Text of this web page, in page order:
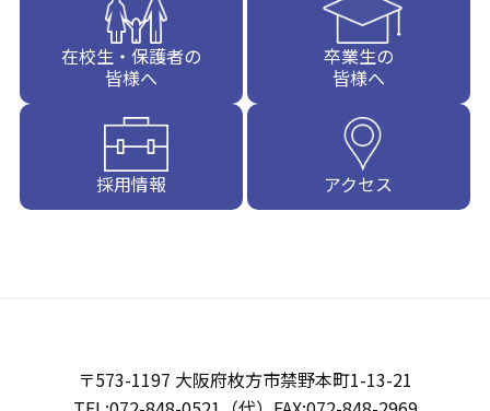
在校生・保護者の
皆様へ
卒業生の
皆様へ
採用情報 アクセス
〒573-1197 大阪府枚方市禁野本町1-13-21